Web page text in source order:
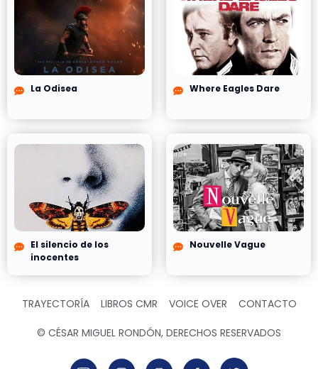
La Odisea Where Eagles Dare
El silencio de los
inocentes
Nouvelle Vague
TRAYECTORÍA LIBROS CMR VOICE OVER CONTACTO
© CÉSAR MIGUEL RONDÓN, DERECHOS RESERVADOS